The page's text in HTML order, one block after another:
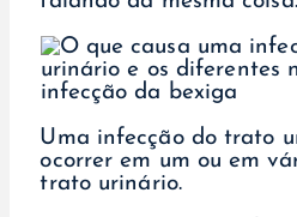
Uma infecção do trato
ocorrer em um ou em
trato urinário.